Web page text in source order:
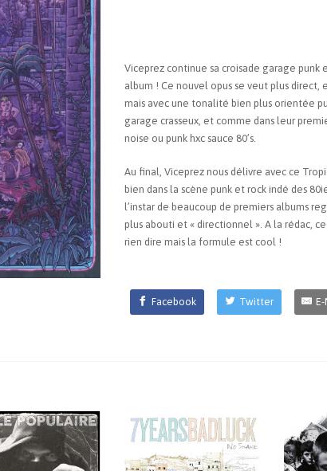
Viceprez continue sa croisade garage
album ! Ce nouvel opus se veut plus direct,
mais avec une tonalité bien plus orientée
garage crasseux, et comme dans leur
noise ou punk hxc sauce 80’s.
Au final, Viceprez nous délivre avec ce
bien dans la scène punk et rock indé des
l’instar de beaucoup de premiers albums
plus abouti et « directionnel ». A la rédac,
rien dire mais la formule est cool !
Facebook Twitter E-